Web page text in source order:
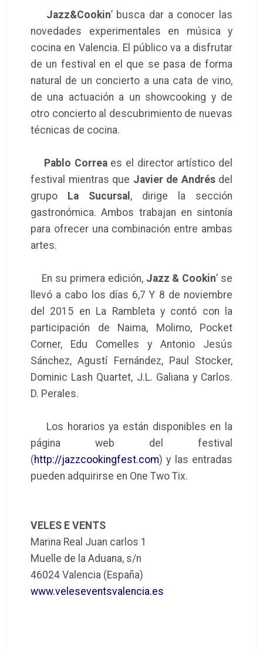
Jazz&Cookin’ busca dar a conocer las
novedades experimentales en música y
cocina en Valencia. El público va a disfrutar
de un festival en el que se pasa de forma
natural de un concierto a una cata de vino,
de una actuación a un showcooking y de
otro concierto al descubrimiento de nuevas
técnicas de cocina.
Pablo Correaes el director artístico del
festival mientras que Javier de Andrésdel
grupo La Sucursal , dirige la sección
gastronómica. Ambos trabajan en sintonía
para ofrecer una combinación entre ambas
artes.
En su primera edición, Jazz & Cookin’ se
llevó a cabo los días 6,7 Y 8 de noviembre
del 2015 en La Rambleta y contó con la
participación de Naima, Molimo, Pocket
Corner, Edu Comelles y Antonio Jesús
Sánchez, Agustí Fernández, Paul Stocker,
Dominic Lash Quartet, J.L. Galiana y Carlos.
D. Perales.
Los horarios ya están disponibles en la
página web del festival
(http://jazzcookingfest.com) y las entradas
pueden adquirirse en One Two Tix.
VELES E VENTS
Marina Real Juan carlos 1
Muelle de la Aduana, s/n
46024 Valencia (España)
www.veleseventsvalencia.es